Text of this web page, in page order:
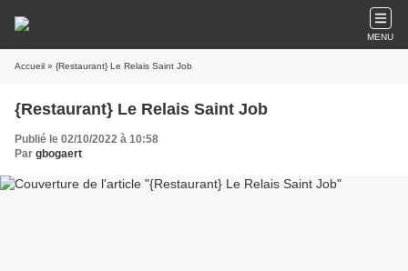
MENU
Accueil » {Restaurant} Le Relais Saint Job
{Restaurant} Le Relais Saint Job
Publié le 02/10/2022 à 10:58
Par gbogaert